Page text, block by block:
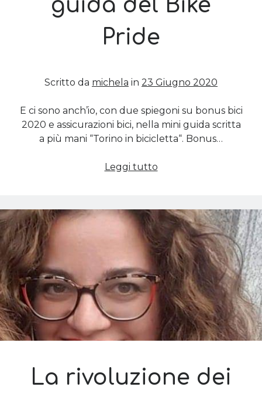
Tweet di MichelaCalculli
guida del Bike
Pride
Scritto da michela in 23 Giugno 2020
E ci sono anch’io, con due spiegoni su bonus bici
2020 e assicurazioni bici, nella mini guida scritta
a più mani “Torino in bicicletta“. Bonus…
Leggi tuttoIn
Torino:
la
guida
del
Bike
Pride
La rivoluzione dei